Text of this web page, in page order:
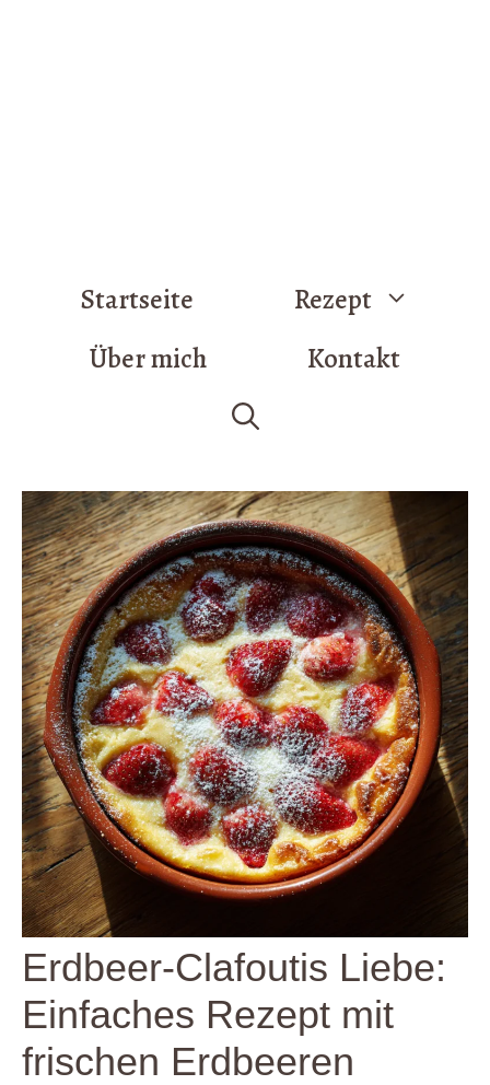
Startseite
Rezept
Über mich
Kontakt
Erdbeer-Clafoutis Liebe:
Einfaches Rezept mit
frischen Erdbeeren